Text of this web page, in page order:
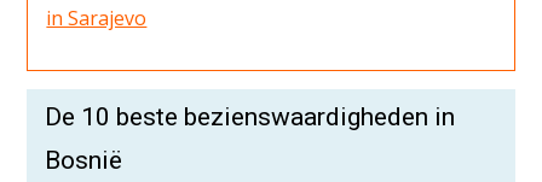
in Sarajevo
De 10 beste bezienswaardigheden in
Bosnië